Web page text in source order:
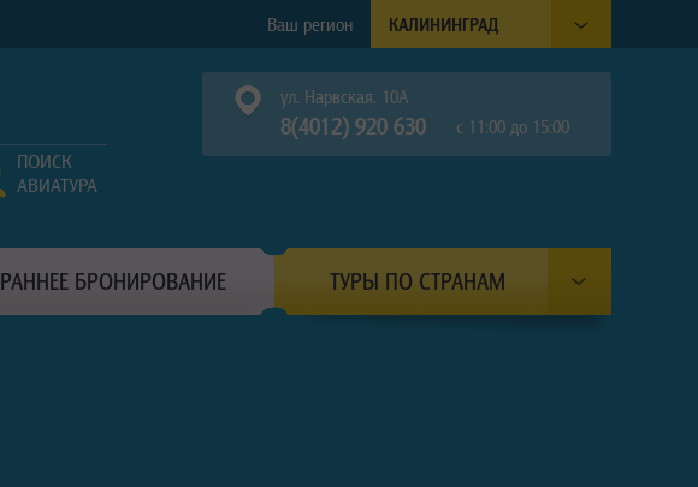
КАЛИНИНГРАД
Ваш регион
ТУРЫ ПО СТРАНАМ
ПОИСК
АВИАТУРА
ул. Нарвская, 10А
с 11:00 до 15:00
8(4012) 920 630
РАННЕЕ БРОНИРОВАНИЕ